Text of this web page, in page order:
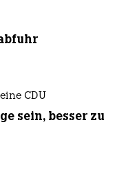
CDU
sein, besser zu